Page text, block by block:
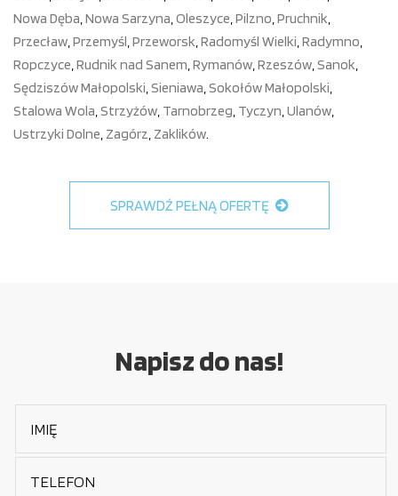
Nowa Dęba,Nowa Sarzyna,Oleszyce,Pilzno,Pruchnik,
Przecław,Przemyśl,Przeworsk,Radomyśl Wielki,Radymno,
Ropczyce,Rudnik nad Sanem,Rymanów,Rzeszów,Sanok,
Sędziszów Małopolski,Sieniawa,Sokołów Małopolski,
Stalowa Wola,Strzyżów, Tarnobrzeg, Tyczyn,Ulanów,
Ustrzyki Dolne, Zagórz, Zaklików.
SPRAWDŹ PEŁNĄ OFERTĘ
Napisz do nas!